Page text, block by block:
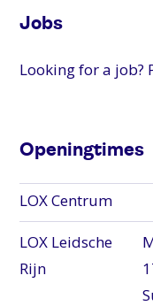
Jobs
Looking for a job?
Openingtimes
LOX Centrum
LOX Leidsche
Rijn